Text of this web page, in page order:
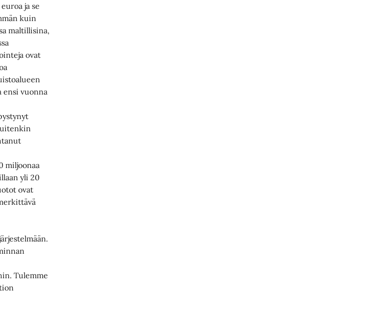
ja se
kuin
maltillisina,
ovat
ensi vuonna
miljoonaa
yli 20
ovat
Tulemme